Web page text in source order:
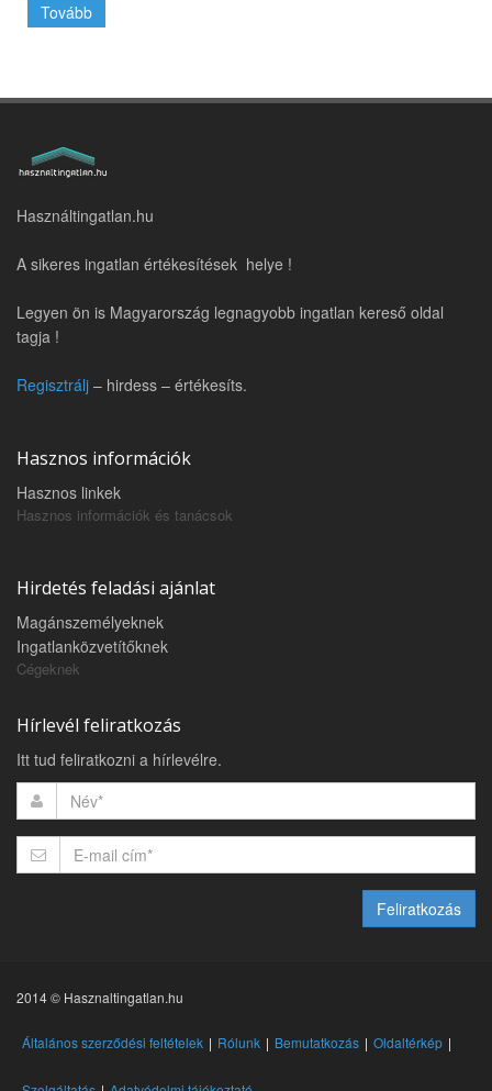
Tovább
Használtingatlan.hu
A sikeres ingatlan értékesítések helye !
Legyen ön is Magyarország legnagyobb ingatlan kereső oldal
tagja !
Regisztrálj – hirdess – értékesíts.
Hasznos információk
Hasznos linkek
Hasznos információk és tanácsok
Hirdetés feladási ajánlat
Magánszemélyeknek
Ingatlanközvetítőknek
Cégeknek
Hírlevél feliratkozás
Itt tud feliratkozni a hírlevélre.
Feliratkozás
2014 © Hasznaltingatlan.hu
Általános szerződési feltételek Rólunk Bemutatkozás Oldaltérkép